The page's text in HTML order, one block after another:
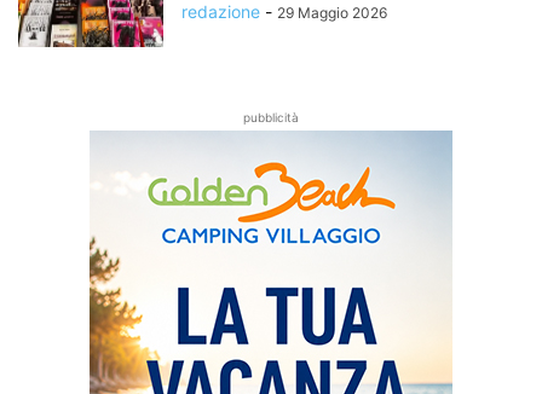
redazione - 29 Maggio 2026
pubblicità